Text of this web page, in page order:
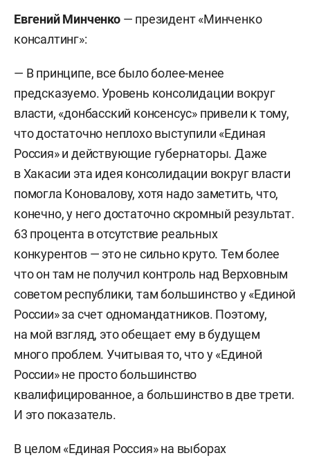
Евгений Минченко— президент «Минченко
консалтинг»:
— В принципе, все было более-менее
предсказуемо. Уровень консолидации вокруг
власти, «донбасский консенсус» привели к тому,
что достаточно неплохо выступили «Единая
Россия» и действующие губернаторы. Даже
в Хакасии эта идея консолидации вокруг власти
помогла Коновалову, хотя надо заметить, что,
конечно, у него достаточно скромный результат.
63 процента в отсутствие реальных
конкурентов — это не сильно круто. Тем более
что он там не получил контроль над Верховным
советом республики, там большинство у «Единой
России» за счет одномандатников. Поэтому,
на мой взгляд, это обещает ему в будущем
много проблем. Учитывая то, что у «Единой
России» не просто большинство
квалифицированное, а большинство в две трети.
И это показатель.
В целом «Единая Россия» на выборах